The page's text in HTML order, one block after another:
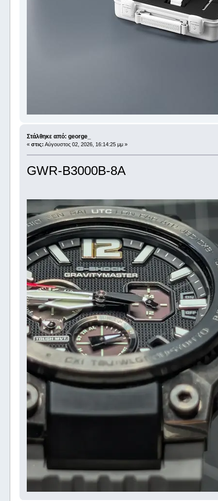
Στάλθηκε από: george_
« στις: Αύγουστος 02, 2026, 16:14:25 μμ »
GWR-B3000B-8A